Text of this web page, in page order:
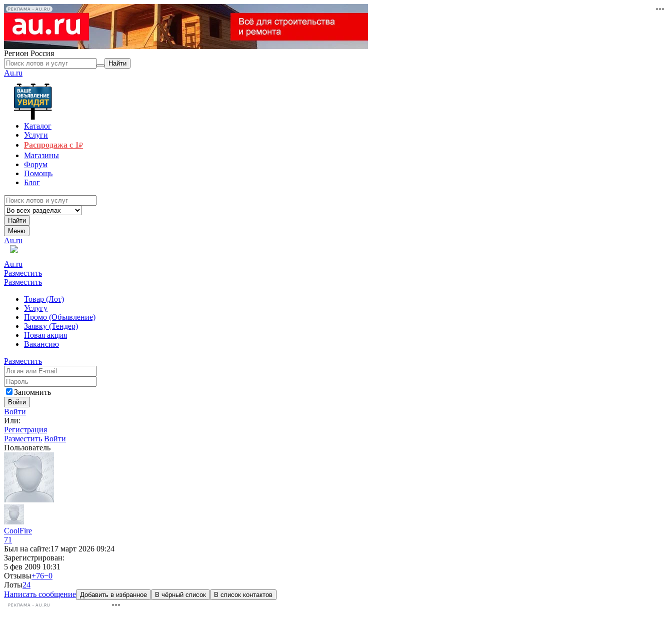
РЕКЛАМА • AU.RU
Регион Россия
Найти
Au.ru
Каталог
Услуги
Распродажа с 1₽
Магазины
Форум
Помощь
Блог
Найти
Меню
Au.ru
Au.ru
Разместить
Разместить
Товар (Лот)
Услугу
Промо (Объявление)
Заявку (Тендер)
Новая акция
Вакансию
Разместить
Запомнить
Войти
Войти
Или:
Регистрация
Разместить Войти
Пользователь
CoolFire
71
Был на сайте:17 март 2026 09:24
Зарегистрирован:
5 фев 2009 10:31
Отзывы+76−0
Лоты24
Написать сообщение Добавить в избранное В чёрный список В список контактов
РЕКЛАМА • AU.RU